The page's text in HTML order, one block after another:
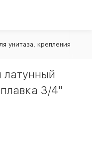
унитаза, крепления
латунный
3/4"